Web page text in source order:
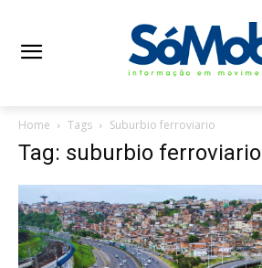
Home Tags Suburbio ferroviario
Tag: suburbio ferroviario